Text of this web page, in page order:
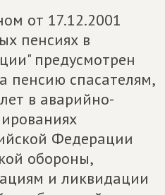
от 17.12.2001
пенсиях в
предусмотрен
пенсию спасателям,
в аварийно-
Федерации
обороны,
и ликвидации